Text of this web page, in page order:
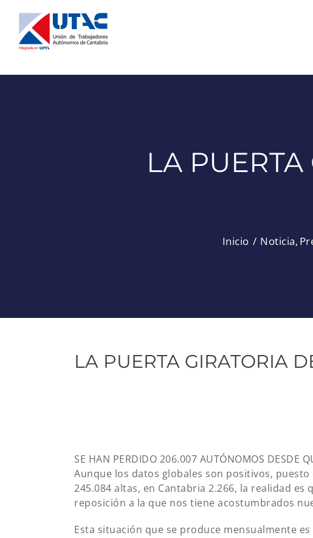
contenido
LA
Inicio Noticia
LA PUERTA GIRATORIA
SE HAN PERDIDO 206.007 AUTÓNOMOS DESDE
Aunque los datos globales son positivos,
245.084 altas, en Cantabria 2.266, la realidad
reposición a la que nos tiene acostumbrados
Esta situación que se produce mensualmente